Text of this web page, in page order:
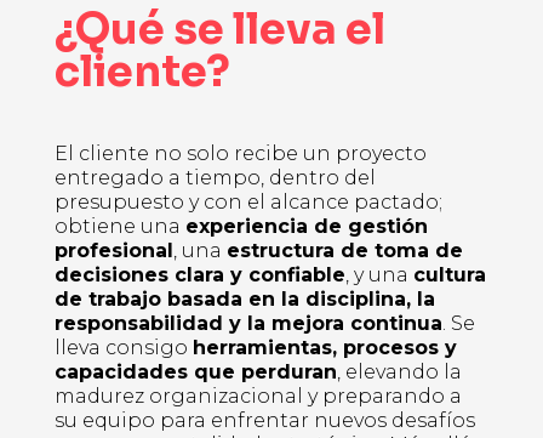
¿Qué se lleva el
cliente?
El cliente no solo recibe un proyecto
entregado a tiempo, dentro del
presupuesto y con el alcance pactado;
obtiene una experiencia de gestión
profesional, una estructura de toma de
decisiones clara y confiable, y una cultura
de trabajo basada en la disciplina, la
responsabilidad y la mejora continua. Se
lleva consigo herramientas, procesos y
capacidades que perduran, elevando la
madurez organizacional y preparando a
su equipo para enfrentar nuevos desafíos